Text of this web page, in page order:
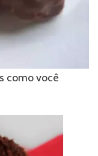
como você